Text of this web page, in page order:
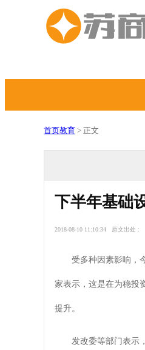
首页教育 > 正文
下半年基础
2018-08-10 11:10:34 原文出处 :
受多种因素影响，
家表示，这是在为稳投
提升。
发改委等部门表示